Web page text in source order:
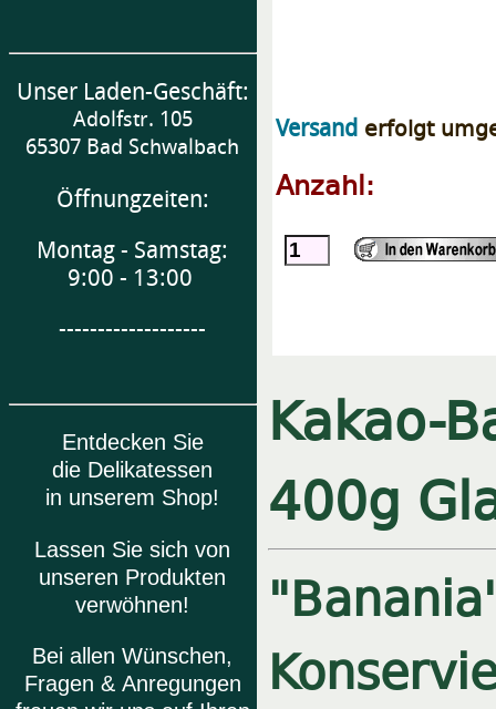
Unser Laden-Geschäft:
Adolfstr. 105
65307 Bad Schwalbach
Öffnungzeiten:
Montag - Samstag:
9:00 - 13:00
-------------------
Entdecken Sie
die Delikatessen
in unserem Shop!
Lassen Sie sich von
unseren Produkten
verwöhnen!
Bei allen Wünschen,
Fragen & Anregungen
Versand erfolgt
Anzahl:
Kakao-
400g